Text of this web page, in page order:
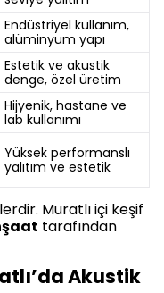
Endüstriyel kullanım,
alüminyum yapı
Estetik ve akustik
denge, özel üretim
Hijyenik, hastane ve
lab kullanımı
Yüksek performanslı
yalıtım ve estetik
Muratlı içi keşif
tarafından
Akustik